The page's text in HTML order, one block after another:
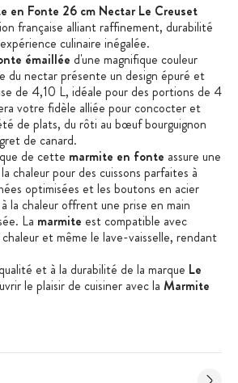
en Fonte 26 cm Nectar Le Creuset
française alliant raffinement, durabilité
culinaire inégalée.
émaillée d'une magnifique couleur
du nectar présente un design épuré et
de 4,10 L, idéale pour des portions de 4
votre fidèle alliée pour concocter et
de plats, du rôti au bœuf bourguignon
de canard.
de cette marmite en fonte assure une
chaleur pour des cuissons parfaites à
optimisées et les boutons en acier
la chaleur offrent une prise en main
La marmite est compatible avec
et même le lave-vaisselle, rendant
et à la durabilité de la marque Le
le plaisir de cuisiner avec la Marmite